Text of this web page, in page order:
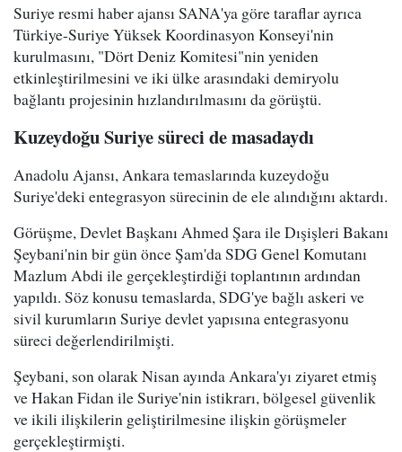
Suriye resmi haber ajansı SANA'ya göre taraflar ayrıca
Türkiye-Suriye Yüksek Koordinasyon Konseyi'nin
kurulmasını, "Dört Deniz Komitesi"nin yeniden
etkinleştirilmesini ve iki ülke arasındaki demiryolu
bağlantı projesinin hızlandırılmasını da görüştü.
Kuzeydoğu Suriye süreci de masadaydı
Anadolu Ajansı, Ankara temaslarında kuzeydoğu
Suriye'deki entegrasyon sürecinin de ele alındığını aktardı.
Görüşme, Devlet Başkanı Ahmed Şara ile Dışişleri Bakanı
Şeybani'nin bir gün önce Şam'da SDG Genel Komutanı
Mazlum Abdi ile gerçekleştirdiği toplantının ardından
yapıldı. Söz konusu temaslarda, SDG'ye bağlı askeri ve
sivil kurumların Suriye devlet yapısına entegrasyonu
süreci değerlendirilmişti.
Şeybani, son olarak Nisan ayında Ankara'yı ziyaret etmiş
ve Hakan Fidan ile Suriye'nin istikrarı, bölgesel güvenlik
ve ikili ilişkilerin geliştirilmesine ilişkin görüşmeler
gerçekleştirmişti.